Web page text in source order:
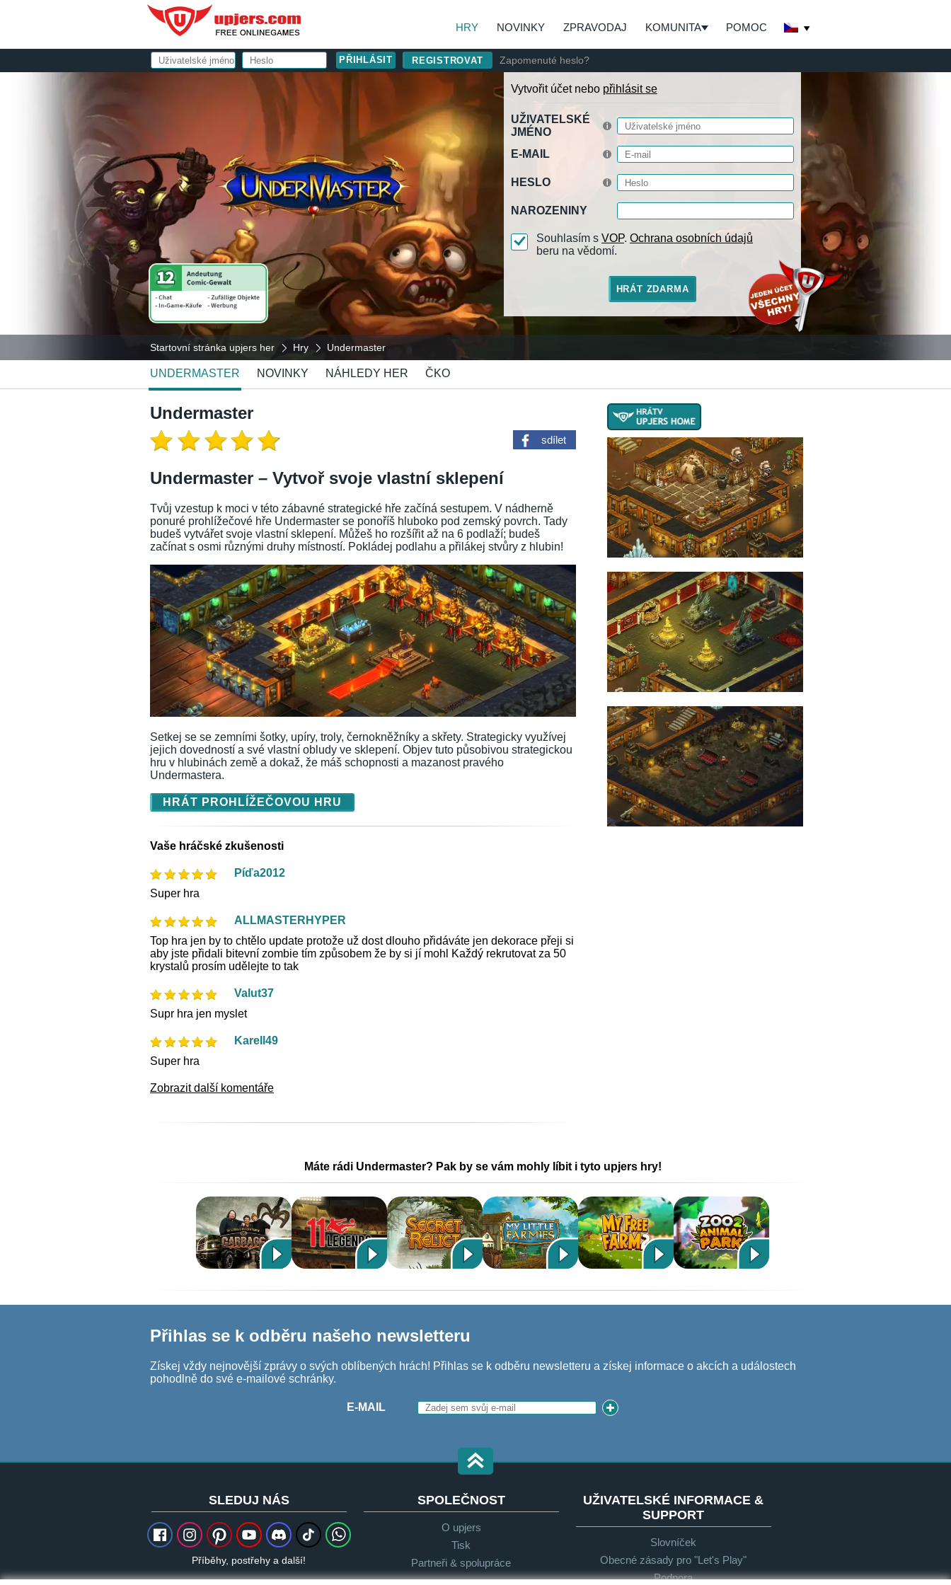
HRY NOVINKY ZPRAVODAJ KOMUNITA POMOC
REGISTROVAT Zapomenuté heslo?
Vytvořit účet nebo přihlásit se
UŽIVATELSKÉ
JMÉNO
E-MAIL
HESLO
NAROZENINY
Souhlasím s VOP. Ochrana osobních údajů
beru na vědomí.
Startovní stránka upjers her Hry Undermaster
UNDERMASTER NOVINKY NÁHLEDY HER ČKO
Undermaster
sdílet
Undermaster – Vytvoř svoje vlastní sklepení
Tvůj vzestup k moci v této zábavné strategické hře začíná sestupem. V nádherně
ponuré prohlížečové hře Undermaster se ponoříš hluboko pod zemský povrch. Tady
budeš vytvářet svoje vlastní sklepení. Můžeš ho rozšířit až na 6 podlaží; budeš
začínat s osmi různými druhy místností. Pokládej podlahu a přilákej stvůry z hlubin!
Setkej se se zemními šotky, upíry, troly, černokněžníky a skřety. Strategicky využívej
jejich dovedností a své vlastní obludy ve sklepení. Objev tuto působivou strategickou
hru v hlubinách země a dokaž, že máš schopnosti a mazanost pravého
Undermastera.
HRÁT PROHLÍŽEČOVOU HRU
Vaše hráčské zkušenosti
Píďa2012
Super hra
ALLMASTERHYPER
Top hra jen by to chtělo update protože už dost dlouho přidáváte jen dekorace přeji si
aby jste přidali bitevní zombie tím způsobem že by si jí mohl Každý rekrutovat za 50
krystalů prosím udělejte to tak
Valut37
Supr hra jen myslet
Karell49
Super hra
Zobrazit další komentáře
Máte rádi Undermaster? Pak by se vám mohly líbit i tyto upjers hry!
Přihlas se k odběru našeho newsletteru
Získej vždy nejnovější zprávy o svých oblíbených hrách! Přihlas se k odběru newsletteru a získej informace o akcích a událostech
pohodlně do své e-mailové schránky.
E-MAIL
SLEDUJ NÁS
Příběhy, postřehy a další!
SPOLEČNOST
O upjers
Tisk
Partneři & spolupráce
UŽIVATELSKÉ INFORMACE &
SUPPORT
Slovníček
Obecné zásady pro "Let's Play"
Podpora